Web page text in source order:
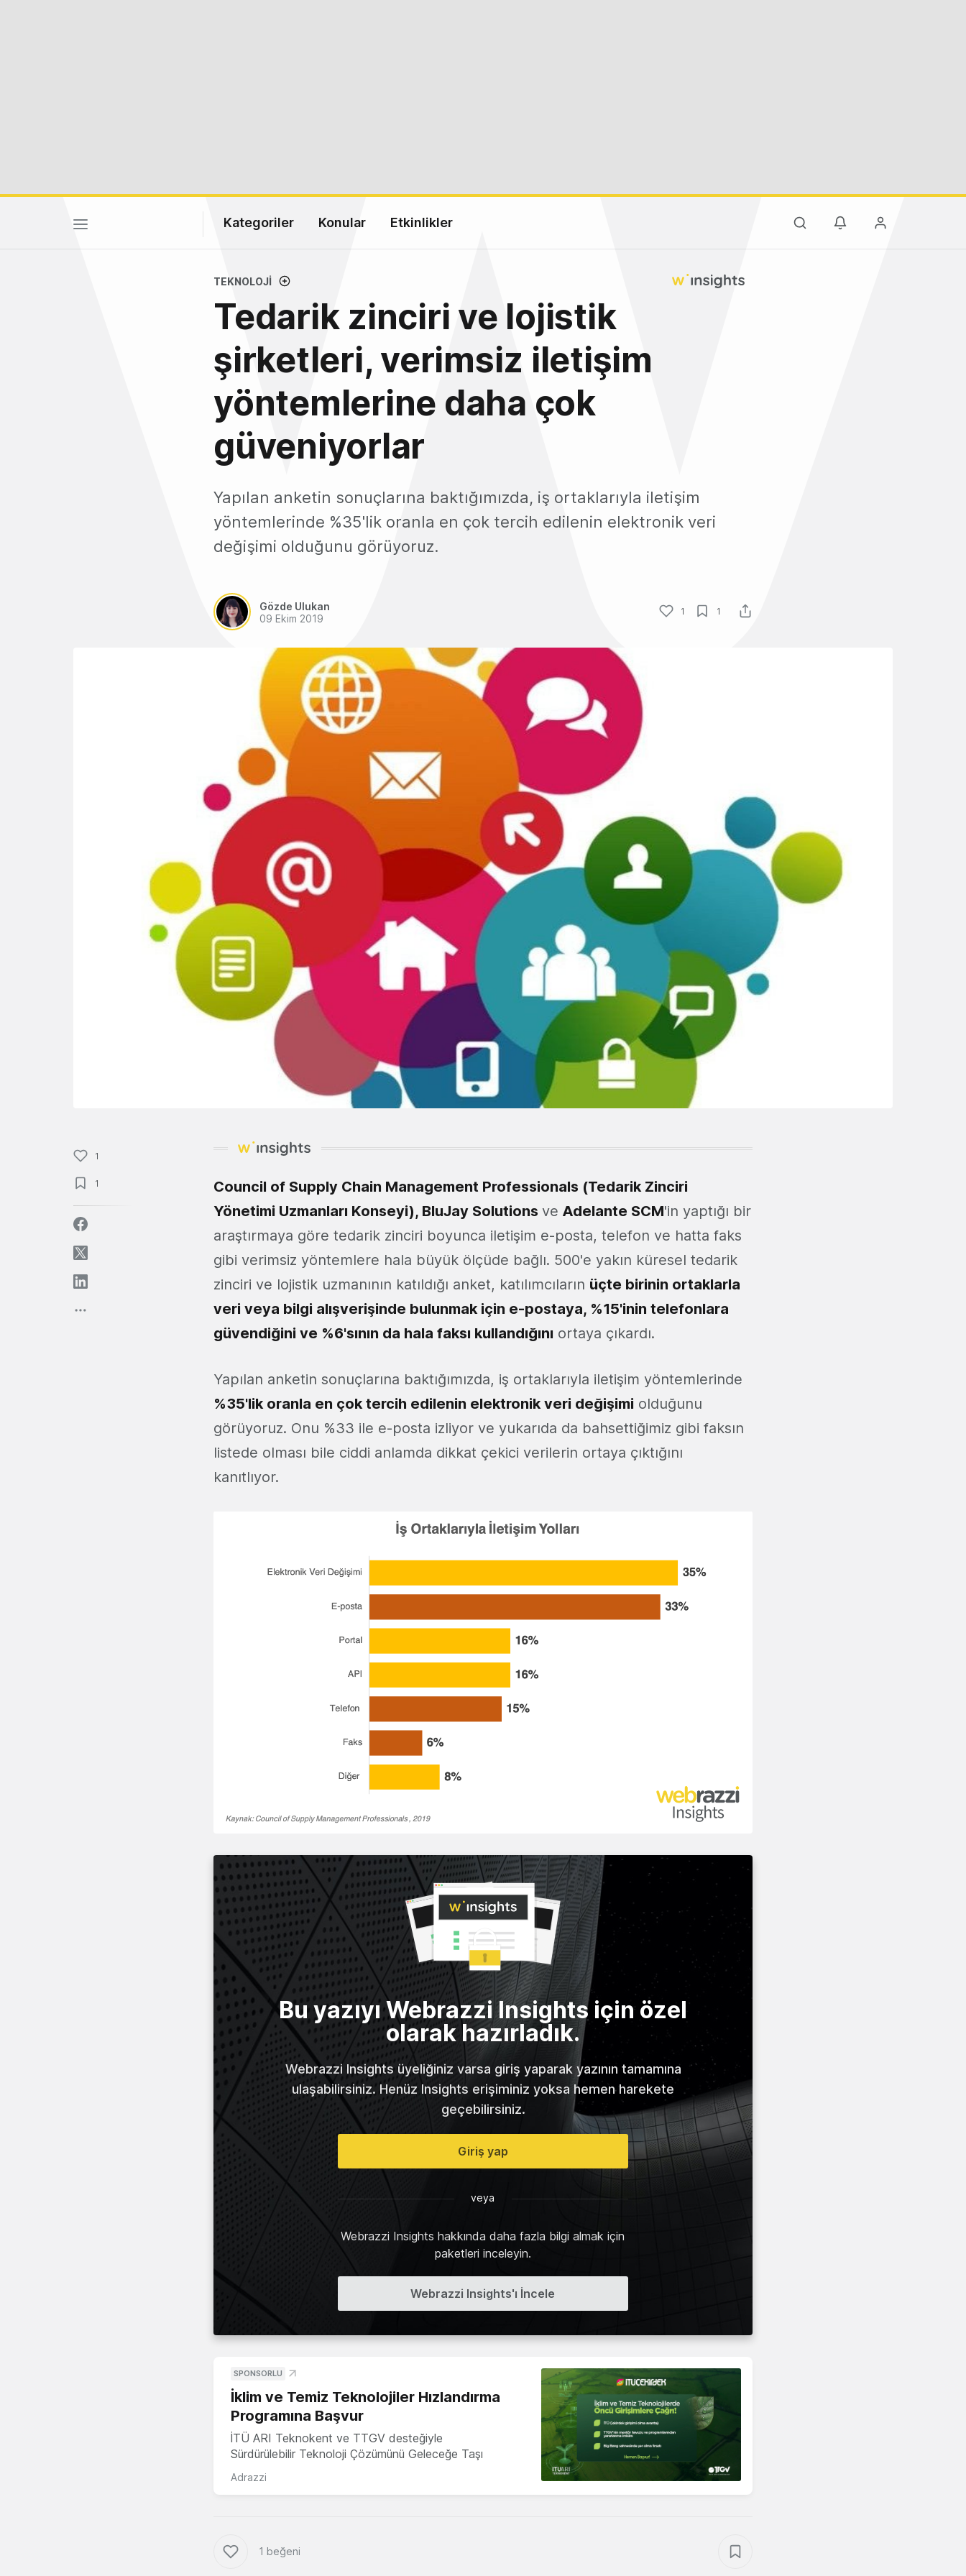
Kategoriler Konular Etkinlikler
TEKNOLOJI
Tedarik zinciri ve lojistik
şirketleri, verimsiz iletişim
yöntemlerine daha çok
güveniyorlar
Yapılan anketin sonuçlarına baktığımızda, iş ortaklarıyla iletişim
yöntemlerinde %35'lik oranla en çok tercih edilenin elektronik veri
değişimi olduğunu görüyoruz.
Gözde Ulukan
09 Ekim 2019
1 1
1
1
Council of Supply Chain Management Professionals (Tedarik Zinciri
Yönetimi Uzmanları Konseyi), BluJay Solutions ve Adelante SCM'in yaptığı bir
araştırmaya göre tedarik zinciri boyunca iletişim e-posta, telefon ve hatta faks
gibi verimsiz yöntemlere hala büyük ölçüde bağlı. 500'e yakın küresel tedarik
zinciri ve lojistik uzmanının katıldığı anket, katılımcıların üçte birinin ortaklarla
veri veya bilgi alışverişinde bulunmak için e-postaya, %15'inin telefonlara
güvendiğini ve %6'sının da hala faksı kullandığını ortaya çıkardı.
Yapılan anketin sonuçlarına baktığımızda, iş ortaklarıyla iletişim yöntemlerinde
%35'lik oranla en çok tercih edilenin elektronik veri değişimi olduğunu
görüyoruz. Onu %33 ile e-posta izliyor ve yukarıda da bahsettiğimiz gibi faksın
listede olması bile ciddi anlamda dikkat çekici verilerin ortaya çıktığını
kanıtlıyor.
Bu yazıyı Webrazzi Insights için özel
olarak hazırladık.
Webrazzi Insights üyeliğiniz varsa giriş yaparak yazının tamamına
ulaşabilirsiniz. Henüz Insights erişiminiz yoksa hemen harekete
geçebilirsiniz.
Giriş yap
veya
Webrazzi Insights hakkında daha fazla bilgi almak için
paketleri inceleyin.
Webrazzi Insights'ı İncele
SPONSORLU
İklim ve Temiz Teknolojiler Hızlandırma
Programına Başvur
İTÜ ARI Teknokent ve TTGV desteğiyle
Sürdürülebilir Teknoloji Çözümünü Geleceğe Taşı
Adrazzi
1 beğeni